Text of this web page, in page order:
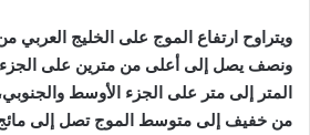
ويتراوح ارتفاع الموج على الخليج العربي
ونصف يصل إلى أعلى من مترين على
المتر إلى متر على الجزء الأوسط
من خفيف إلى متوسط الموج تصل إلى